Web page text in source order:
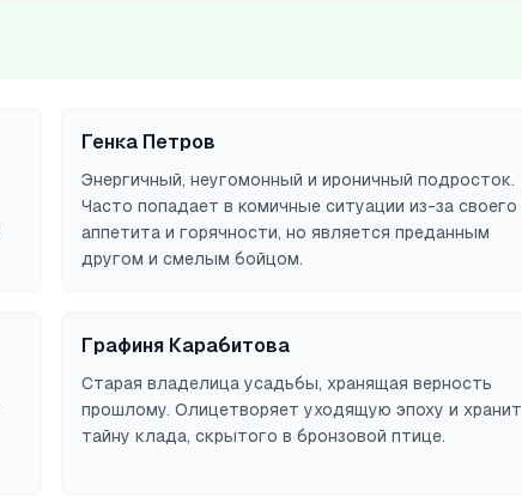
Генка Петров
Энергичный, неугомонный и ироничный подросток.
Часто попадает в комичные ситуации из-за своего
аппетита и горячности, но является преданным
другом и смелым бойцом.
Графиня Карабитова
Старая владелица усадьбы, хранящая верность
прошлому. Олицетворяет уходящую эпоху и хранит
тайну клада, скрытого в бронзовой птице.